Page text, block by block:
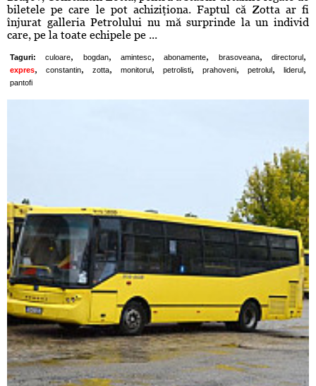
biletele pe care le pot achiziţiona. Faptul că Zotta ar fi
înjurat galleria Petrolului nu mă surprinde la un individ
care, pe la toate echipele pe ...
Taguri: culoare, bogdan, amintesc, abonamente, brasoveana, directorul ,
expres, constantin, zotta, monitorul , petrolisti, prahoveni, petrolul , liderul ,
pantofi